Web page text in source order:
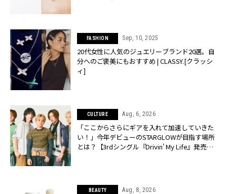
FASHION Sep, 10, 2025
20代女性に人気のジュエリーブランド20選。自
分へのご褒美にもおすすめ | CLASSY.[クラッシ
ィ]
CULTURE Aug, 6, 2026
「ここからさらにギアを入れて加速していきた
い！」今年デビューのSTARGLOWが目指す場所
とは？【3rdシングル『Drivin' My Life』発売】 |
BEAUTY Aug, 8, 2026